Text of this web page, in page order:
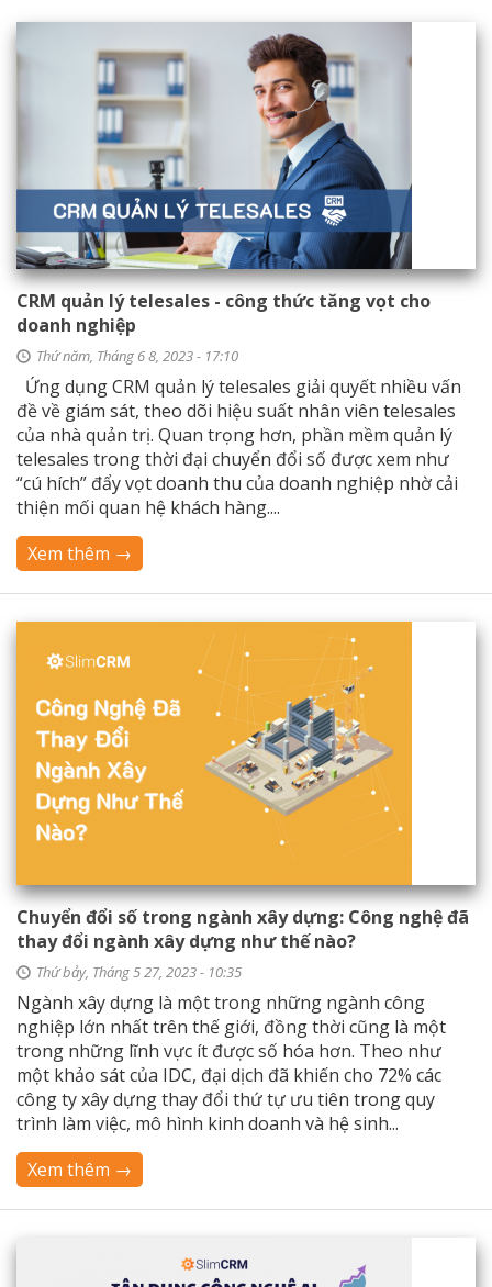
CRM quản lý telesales - công thức tăng vọt cho
doanh nghiệp
Thứ năm, Tháng 6 8, 2023 - 17:10
Ứng dụng CRM quản lý telesales giải quyết nhiều vấn
đề về giám sát, theo dõi hiệu suất nhân viên telesales
của nhà quản trị. Quan trọng hơn, phần mềm quản lý
telesales trong thời đại chuyển đổi số được xem như
“cú hích” đẩy vọt doanh thu của doanh nghiệp nhờ cải
thiện mối quan hệ khách hàng....
Xem thêm →
Chuyển đổi số trong ngành xây dựng: Công nghệ đã
thay đổi ngành xây dựng như thế nào?
Thứ bảy, Tháng 5 27, 2023 - 10:35
Ngành xây dựng là một trong những ngành công
nghiệp lớn nhất trên thế giới, đồng thời cũng là một
trong những lĩnh vực ít được số hóa hơn. Theo như
một khảo sát của IDC, đại dịch đã khiến cho 72% các
công ty xây dựng thay đổi thứ tự ưu tiên trong quy
trình làm việc, mô hình kinh doanh và hệ sinh...
Xem thêm →